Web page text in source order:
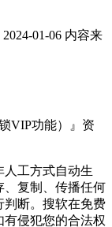
2024-01-06 内容来
VIP功能）』资
人工方式自动生
、复制、传播任何
判断。搜软在免费
侵犯您的合法权